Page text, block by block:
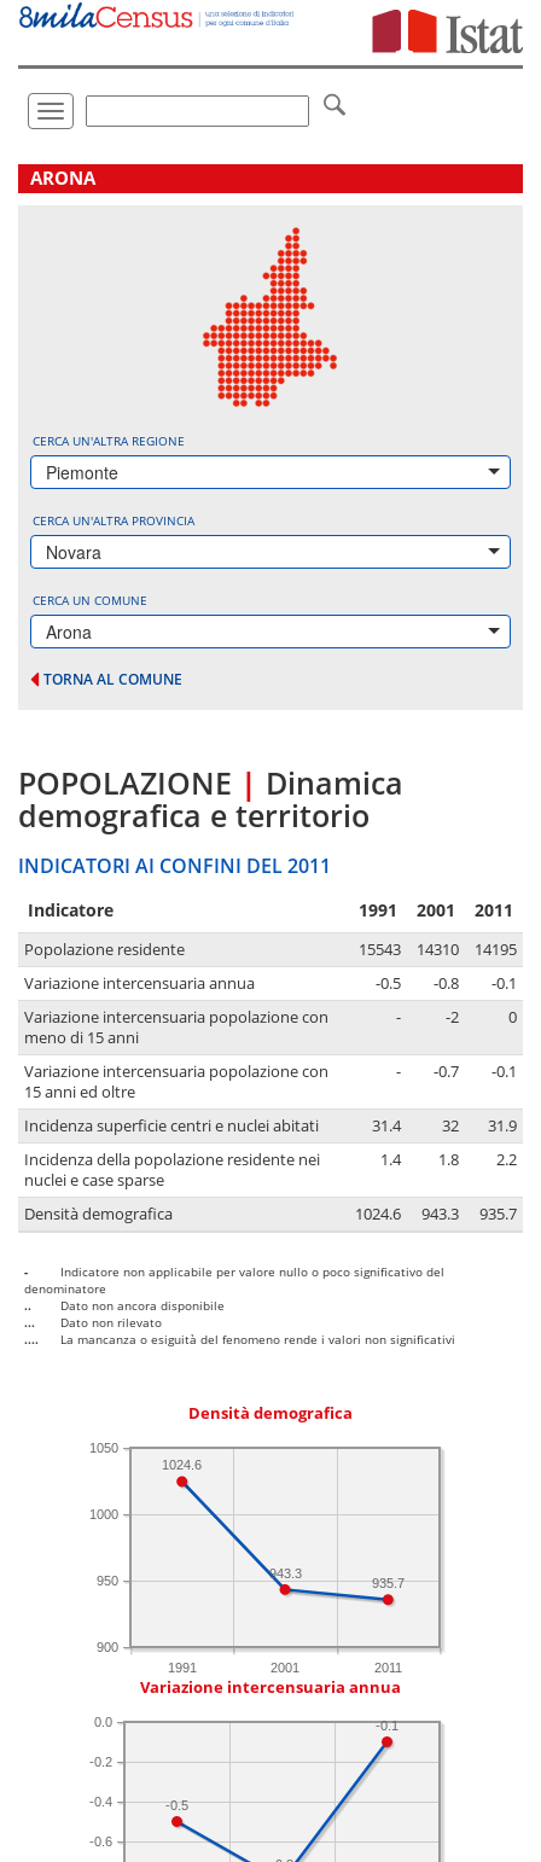
Vai
direttamente
Toggle
navigation
.
ARONA
CERCA UN'ALTRA REGIONE
Piemonte
CERCA UN'ALTRA PROVINCIA
Novara
CERCA UN COMUNE
Arona
TORNA AL COMUNE
POPOLAZIONE | Dinamica
demografica e territorio
INDICATORI AI CONFINI DEL 2011
Indicatore 1991 2001 2011
Popolazione residente 15543 14310
14195
Variazione intercensuaria annua
-0.5 -0.8
-0.1
Variazione intercensuaria popolazione con
meno di 15 anni
- -2 0
Variazione intercensuaria popolazione con
15 anni ed oltre
- -0.7 -0.1
Incidenza superficie centri e nuclei abitati 31.4 32
31.9
Incidenza della popolazione residente nei
nuclei e case sparse
1.4 1.8 2.2
Densità demografica 1024.6 943.3 935.7
-
Indicatore non applicabile per valore nullo o poco significativo del
denominatore
..
Dato non ancora disponibile
...
Dato non rilevato
....
La mancanza o esiguità del fenomeno rende i valori non significativi
Densità demografica
1991 2001 2011
900
950
1000
1050
935.7
943.3
1024.6
Variazione intercensuaria annua
-0.6
-0.4
-0.2
0.0 -0.1
-0.5